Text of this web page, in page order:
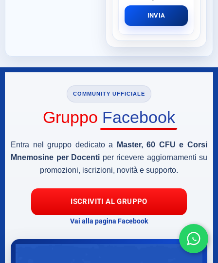
INVIA
COMMUNITY UFFICIALE
Gruppo Facebook
Entra nel gruppo dedicato a
Master, 60 CFU e Corsi
Mnemosine per Docenti per ricevere aggiornamenti su
promozioni, iscrizioni, novità e supporto.
ISCRIVITI AL GRUPPO
Vai alla pagina Facebook